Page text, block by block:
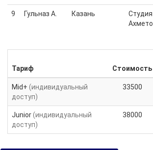
9 Гульназ А. Казань
Студия
Тариф Стоимость
Mid+ (индивидуальный
доступ)
33500
Junior(индивидуальный
доступ)
38000